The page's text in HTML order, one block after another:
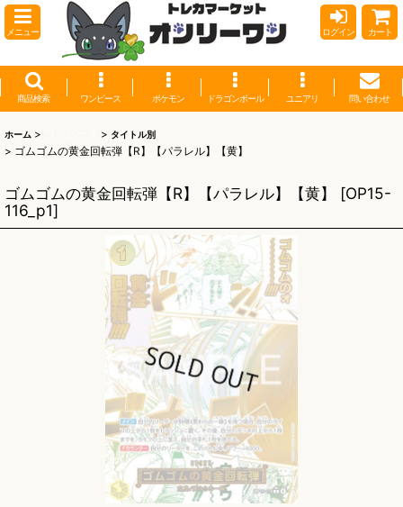
メニュー ログイン カート
商品検索 ワンピース ポケモン ドラゴンボール ユニアリ 問い合わせ
ホーム > > タイトル別
> ゴムゴムの黄金回転弾【R】【パラレル】【黄】
ゴムゴムの黄金回転弾【R】【パラレル】【黄】 [OP15-
116_p1]